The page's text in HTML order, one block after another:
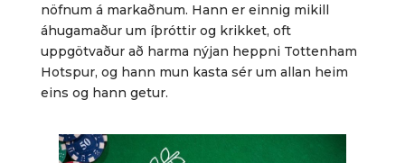
nöfnum á markaðnum. Hann er einnig mikill
áhugamaður um íþróttir og krikket, oft
uppgötvaður að harma nýjan heppni Tottenham
Hotspur, og hann mun kasta sér um allan heim
eins og hann getur.